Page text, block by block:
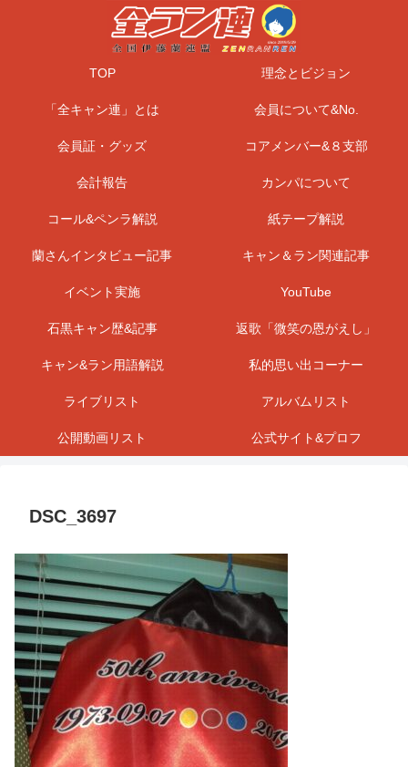
TOP 理念とビジョン
「全キャン連」とは 会員について&No.
会員証・グッズ コアメンバー&８支部
会計報告 カンパについて
コール&ペンラ解説 紙テープ解説
蘭さんインタビュー記事 キャン＆ラン関連記事
イベント実施 YouTube
石黒キャン歴&記事 返歌「微笑の恩がえし」
キャン&ラン用語解説 私的思い出コーナー
ライブリスト アルバムリスト
公開動画リスト 公式サイト&プロフ
DSC_3697